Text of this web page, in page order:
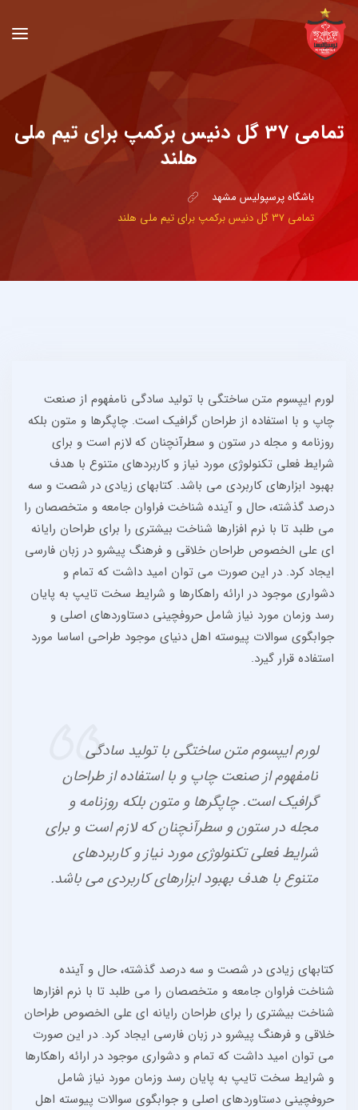
تمامی 37 گل دنیس برکمپ برای تیم ملی
هلند
باشگاه پرسپولیس مشهد
تمامی 37 گل دنیس برکمپ برای تیم ملی هلند
لورم ایپسوم متن ساختگی با تولید سادگی نامفهوم از صنعت
چاپ و با استفاده از طراحان گرافیک است. چاپگرها و متون بلکه
روزنامه و مجله در ستون و سطرآنچنان که لازم است و برای
شرایط فعلی تکنولوژی مورد نیاز و کاربردهای متنوع با هدف
بهبود ابزارهای کاربردی می باشد. کتابهای زیادی در شصت و سه
درصد گذشته، حال و آینده شناخت فراوان جامعه و متخصصان را
می طلبد تا با نرم افزارها شناخت بیشتری را برای طراحان رایانه
ای علی الخصوص طراحان خلاقی و فرهنگ پیشرو در زبان فارسی
ایجاد کرد. در این صورت می توان امید داشت که تمام و
دشواری موجود در ارائه راهکارها و شرایط سخت تایپ به پایان
رسد وزمان مورد نیاز شامل حروفچینی دستاوردهای اصلی و
جوابگوی سوالات پیوسته اهل دنیای موجود طراحی اساسا مورد
استفاده قرار گیرد.
لورم ایپسوم متن ساختگی با تولید سادگی
نامفهوم از صنعت چاپ و با استفاده از طراحان
گرافیک است. چاپگرها و متون بلکه روزنامه و
مجله در ستون و سطرآنچنان که لازم است و برای
شرایط فعلی تکنولوژی مورد نیاز و کاربردهای
متنوع با هدف بهبود ابزارهای کاربردی می باشد.
کتابهای زیادی در شصت و سه درصد گذشته، حال و آینده
شناخت فراوان جامعه و متخصصان را می طلبد تا با نرم افزارها
شناخت بیشتری را برای طراحان رایانه ای علی الخصوص طراحان
خلاقی و فرهنگ پیشرو در زبان فارسی ایجاد کرد. در این صورت
می توان امید داشت که تمام و دشواری موجود در ارائه راهکارها
و شرایط سخت تایپ به پایان رسد وزمان مورد نیاز شامل
حروفچینی دستاوردهای اصلی و جوابگوی سوالات پیوسته اهل